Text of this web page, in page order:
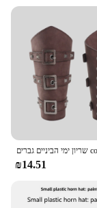
₪14.51